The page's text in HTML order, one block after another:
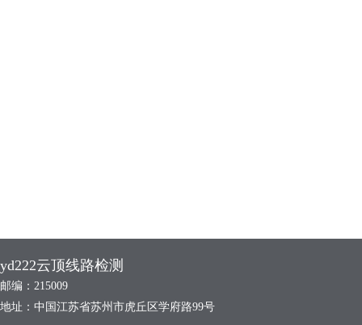
yd222云顶线路检测
邮编：215009
地址：中国江苏省苏州市虎丘区学府路99号